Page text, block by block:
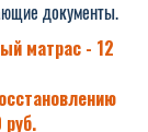
документы.
матрас - 12